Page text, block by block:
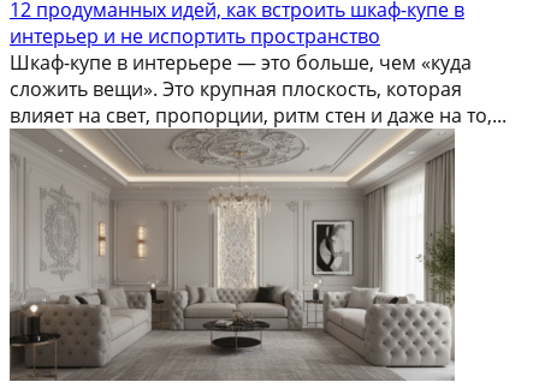
12 продуманных идей, как встроить шкаф-купе в
интерьер и не испортить пространство
Шкаф-купе в интерьере — это больше, чем «куда
сложить вещи». Это крупная плоскость, которая
влияет на свет, пропорции, ритм стен и даже на то,...